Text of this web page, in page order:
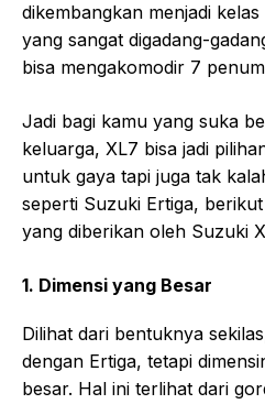
dikembangkan menjadi
yang sangat digadang-
bisa mengakomodir 7
Jadi bagi kamu yang suka
keluarga, XL7 bisa jadi
untuk gaya tapi juga tak
seperti Suzuki Ertiga,
yang diberikan oleh Suzuki
1. Dimensi yang Besar
Dilihat dari bentuknya
dengan Ertiga, tetapi
besar. Hal ini terlihat dari